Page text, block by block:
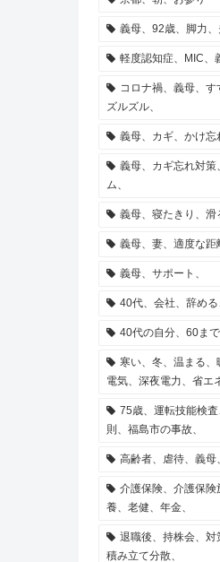
義母、92歳、脚力、
軽度認知症、MIC、
コロナ禍、義母、す
ズルズル、
義母、カギ、かけ忘
義母、カギ忘れ対
ム、
義母、寝たきり、滑
義母、妻、適度な距
義母、サポート、
40代、会社、辞める
40代の自分、60ま
寒い、冬、温まる、
電気、深夜電力、省エ
75歳、運転技能検
則、福島市の事故、
高齢者、虐待、義母
介護保険、介護保
養、老健、年金、
退職後、持株会、
積み立て分散、